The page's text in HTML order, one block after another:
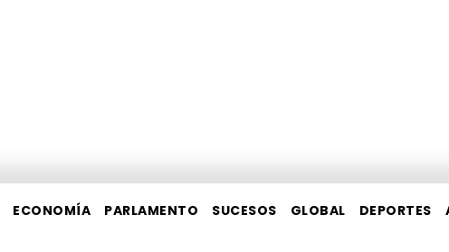
ECONOMÍA PARLAMENTO SUCESOS GLOBAL DEPORTES